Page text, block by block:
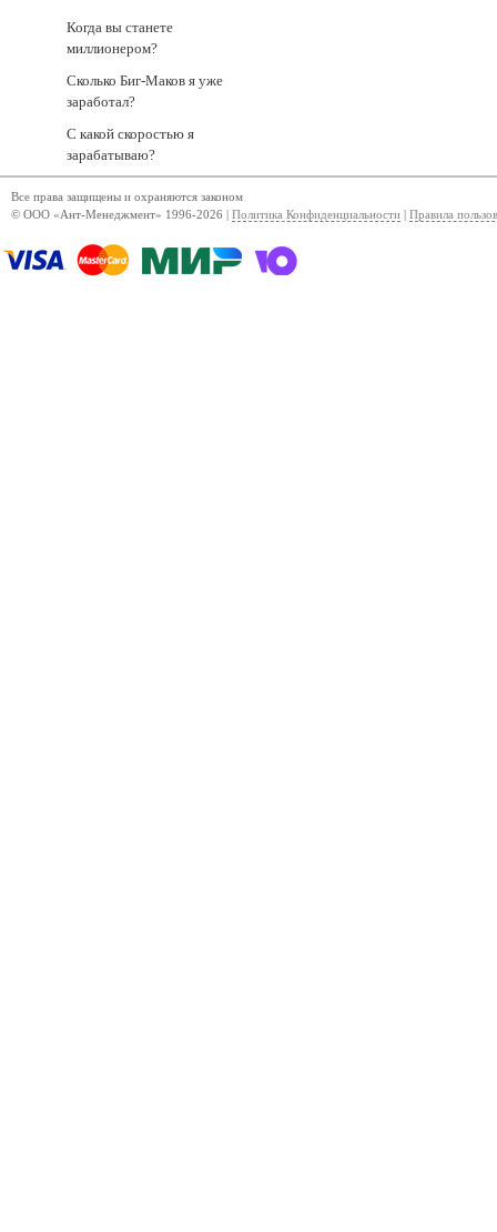
Когда вы станете
миллионером?
Сколько Биг-Маков я уже
заработал?
С какой скоростью я
зарабатываю?
Все права защищены и охраняются законом
© ООО «Ант-Менеджмент» 1996-2026 | Политика Конфиденциальности Правила